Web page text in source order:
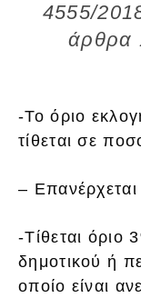
4555/
άρθρα
-Το όριο
τίθεται σε
–
-Τίθεται όριο
δημοτικού ή
οποίο είναι